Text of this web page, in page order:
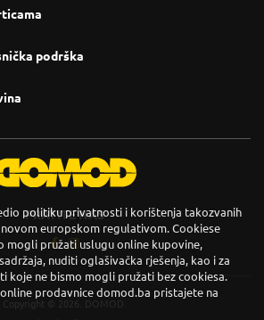
podrška
PRATITE NAS
Copyright © 2026. DOMOD.
politiku privatnosti i korištenja takozvanih
europskom regulativom. Cookiese
mogli pružati uslugu online kupovine,
nuditi oglašivačka rješenja, kao i za
koje ne bismo mogli pružati bez cookiesa.
prodavnice domod.ba pristajete na